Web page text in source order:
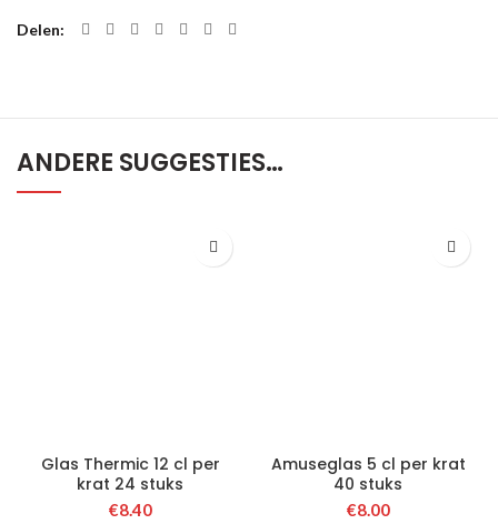
Delen
ANDERE SUGGESTIES…
Glas Thermic 12 cl per
krat 24 stuks
€8.40
Amuseglas 5 cl per krat
40 stuks
€8.00